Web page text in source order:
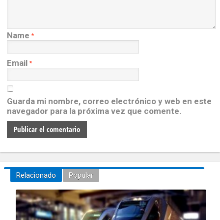
Name *
Email *
Guarda mi nombre, correo electrónico y web en este
navegador para la próxima vez que comente.
Relacionado Popular